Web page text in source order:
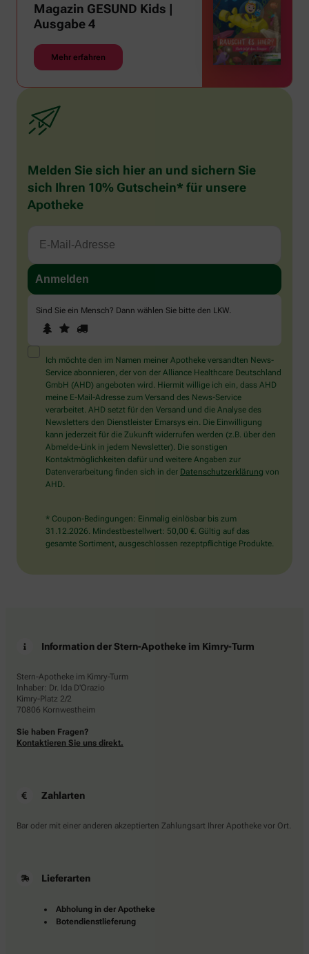
Magazin GESUND Kids |
Ausgabe 4
Mehr erfahren
Melden Sie sich hier an und sichern Sie
sich Ihren 10% Gutschein* für unsere
Apotheke
Sind Sie ein Mensch? Dann wählen Sie bitte den LKW
Sind
Sie
ein
Mensch?
Dann
wählen
Sie
bitte
den
LKW.
1 2
Ich möchte den im Namen meiner Apotheke versandten News-
Service abonnieren, der von der Alliance Healthcare Deutschland
GmbH (AHD) angeboten wird. Hiermit willige ich ein, dass AHD
meine E-Mail-Adresse zum Versand des News-Service
verarbeitet. AHD setzt für den Versand und die Analyse des
Newsletters den Dienstleister Emarsys ein. Die Einwilligung
kann jederzeit für die Zukunft widerrufen werden (z.B. über den
Abmelde-Link in jedem Newsletter). Die sonstigen
Kontaktmöglichkeiten dafür und weitere Angaben zur
Datenverarbeitung finden sich in der Datenschutzerklärung von
AHD.
* Coupon-Bedingungen: Einmalig einlösbar bis zum
31.12.2026. Mindestbestellwert: 50,00 €. Gültig auf das
gesamte Sortiment, ausgeschlossen rezeptpflichtige Produkte.
Information der Stern-Apotheke im Kimry-Turm
Stern-Apotheke im Kimry-Turm
Inhaber: Dr. Ida D'Orazio
Kimry-Platz 2/2
70806 Kornwestheim
Sie haben Fragen?
Kontaktieren Sie uns direkt.
Zahlarten
Bar oder mit einer anderen akzeptierten Zahlungsart Ihrer Apotheke vor Ort.
Lieferarten
Abholung in der Apotheke
Botendienstlieferung